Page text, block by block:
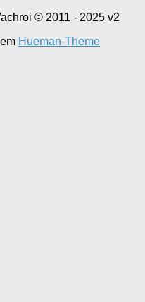
© 2011 - 2025 v2
Hueman-Theme